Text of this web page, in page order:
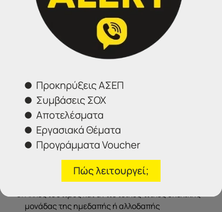
οποιασδήποτε ειδικότητας του τομέα
Χρηματοπιστωτικών και Διοικητικών Υπηρεσιών
(πρώην Οικονομίας και Διοίκησης)
Πτυχίο Β΄ κύκλου Σπουδών Τεχνικού
Επαγγελματικού Εκπαιδευτηρίου (ΤΕΕ),
ανεξάρτητα από ειδικότητα
Επαγγελματικού Εκπαιδευτηρίου (ΤΕΕ)
οποιασδήποτε ειδικότητας του τομέα Οικονομίας
και Διοίκησης
Απολυτήριος τίτλος Ενιαίου Λυκείου
Απολυτήριος Τίτλος Ενιαίου Πολυκλαδικού
Λυκείου, ανεξάρτητα από κλάδο ή ειδικότητα
Απολυτήριος Τίτλος Τεχνικού Επαγγελματικού
Λυκείου, ανεξάρτητα από ειδικότητα
Λυκείου Γενικής Κατεύθυνσης
Άλλος ισότιμος και αντίστοιχος τίτλος σχολικής
μονάδας της ημεδαπής ή αλλοδαπής
Προκηρύξεις ΑΣΕΠ
Συμβάσεις ΣΟΧ
Αποτελέσματα
Εργασιακά Θέματα
Προγράμματα Voucher
Πώς λειτουργεί;